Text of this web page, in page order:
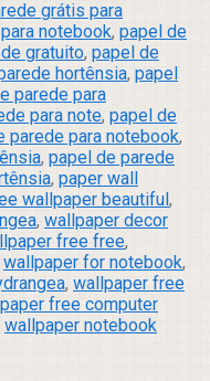
grátis para
notebook, papel de
gratuito, papel de
hortênsia, papel
parede para
para note, papel de
parede para notebook,
, papel de parede
, paper wall
wallpaper beautiful,
, wallpaper decor
free free,
wallpaper for notebook,
, wallpaper free
free computer
wallpaper notebook